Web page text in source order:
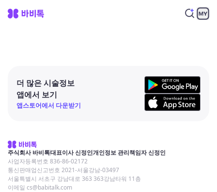
더 많은 시술정보
앱에서 보기
앱스토어에서 다운받기
주식회사 바비톡대표이사 신정인개인정보 관리책임자 신정인
사업자등록번호 836-86-02172
통신판매업신고번호 2021-서울강남-03497
서울특별시 서초구 강남대로 363 363강남타워 11층
이메일 cs@babitalk.com